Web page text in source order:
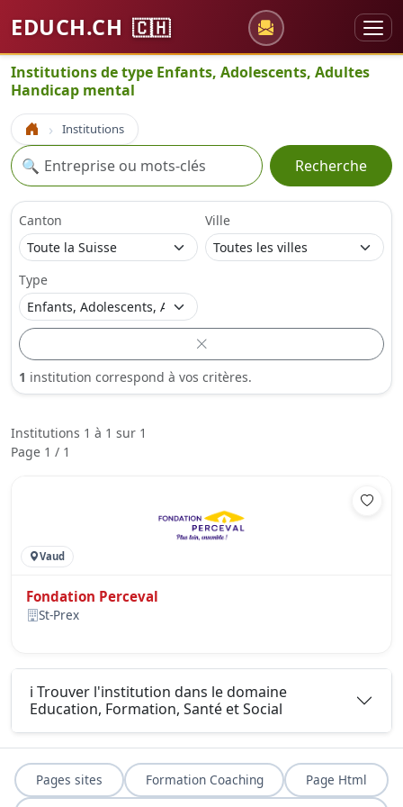
EDUCH.CH 🇨🇭
Institutions de type Enfants, Adolescents, Adultes
Handicap mental
Accueil Institutions
Recherche
🔍 Recherche
Canton Ville
Type
1 institution correspond à vos critères.
Institutions 1 à 1 sur 1
Page 1 / 1
Vaud
Fondation Perceval
St-Prex
ℹ️ Trouver l'institution dans le domaine
Education, Formation, Santé et Social
Pages sites Formation Coaching
Page Html